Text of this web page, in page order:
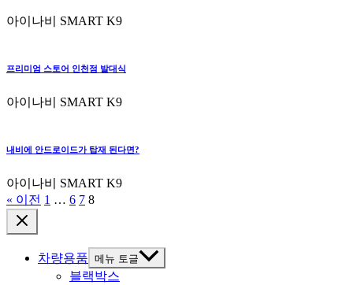
아이나비 SMART K9
프리미엄 스토어 인천점 발대식
아이나비 SMART K9
내비에 안드로이드가 탑재 된다면?
아이나비 SMART K9
« 이전 1 … 6 7 8
차량용품 메뉴 토글
블랙박스